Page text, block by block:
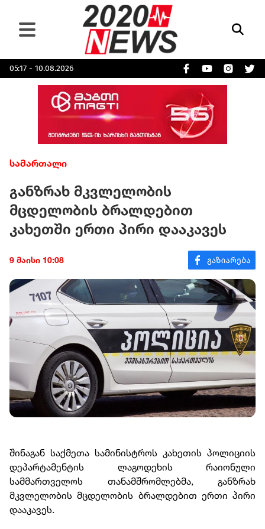
05:17 - 10.08.2026
სამართალი
განზრახ მკვლელობის
მცდელობის ბრალდებით
კახეთში ერთი პირი დააკავეს
9 მაისი 10:08
შინაგან საქმეთა სამინისტროს კახეთის პოლიციის
დეპარტამენტის ლაგოდეხის რაიონული
სამმართველოს თანამშრომლებმა, განზრახ
მკვლელობის მცდელობის ბრალდებით ერთი პირი
დააკავეს.